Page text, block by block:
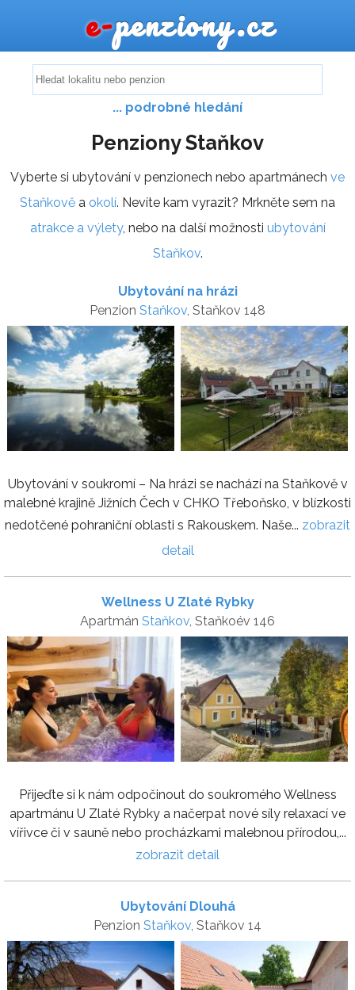
e-penziony.cz
... podrobné hledání
Penziony Staňkov
Vyberte si ubytování v penzionech nebo apartmánech ve
Staňkově a okolí. Nevíte kam vyrazit? Mrkněte sem na
atrakce a výlety, nebo na další možnosti ubytování
Staňkov.
Ubytování na hrázi
Penzion Staňkov , Staňkov 148
Ubytování v soukromí – Na hrázi se nachází na Staňkově v
malebné krajině Jižních Čech v CHKO Třeboňsko, v blízkosti
nedotčené pohraniční oblasti s Rakouskem. Naše... zobrazit
detail
Wellness U Zlaté Rybky
Apartmán Staňkov, Staňkoév 146
Přijeďte si k nám odpočinout do soukromého Wellness
apartmánu U Zlaté Rybky a načerpat nové síly relaxací ve
vířivce či v sauně nebo procházkami malebnou přírodou,...
zobrazit detail
Ubytování Dlouhá
Penzion Staňkov, Staňkov 14